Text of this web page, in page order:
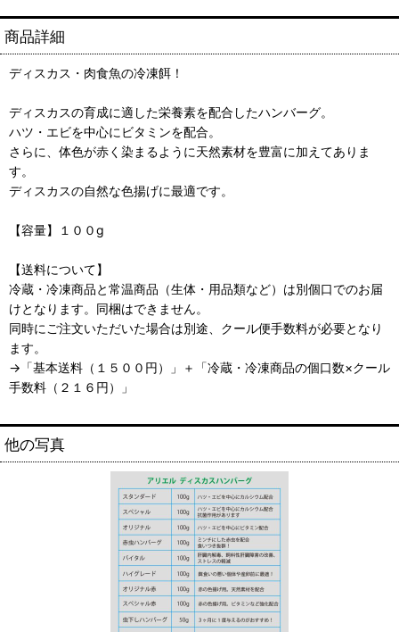
商品詳細
ディスカス・肉食魚の冷凍餌！
ディスカスの育成に適した栄養素を配合したハンバーグ。
ハツ・エビを中心にビタミンを配合。
さらに、体色が赤く染まるように天然素材を豊富に加えてありま
す。
ディスカスの自然な色揚げに最適です。
【容量】１００g
【送料について】
冷蔵・冷凍商品と常温商品（生体・用品類など）は別個口でのお届
けとなります。同梱はできません。
同時にご注文いただいた場合は別途、クール便手数料が必要となり
ます。
→「基本送料（１５００円）」＋「冷蔵・冷凍商品の個口数×クール
手数料（２１６円）」
他の写真